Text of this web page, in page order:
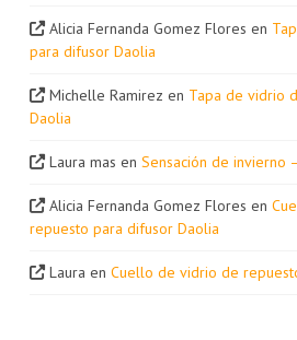
Alicia Fernanda Gomez Flores en
para difusor Daolia
Michelle Ramirez en Tapa de vidrio
Daolia
Laura mas enSensación de invierno
Alicia Fernanda Gomez Flores en
repuesto para difusor Daolia
Laura enCuello de vidrio de